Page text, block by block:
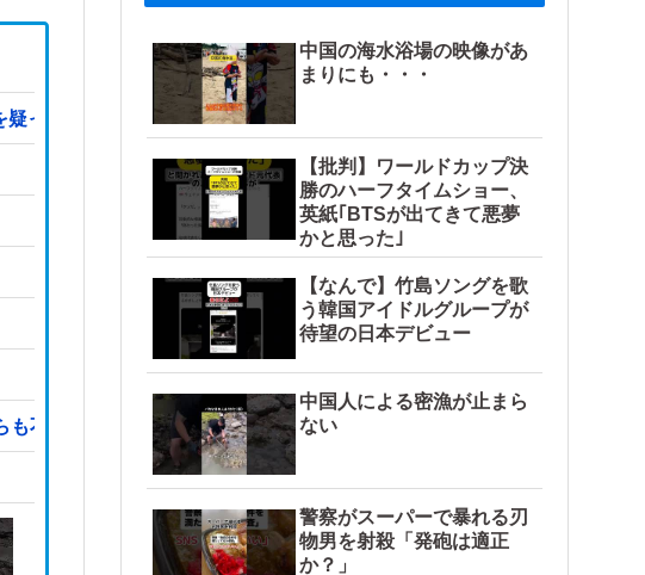
った私→こっそり病院へ誘導し行政保護させた話
不起訴処分に成っていた事が明らかに‥」
中国の海水浴場の映像があ
まりにも・・・
【批判】ワールドカップ決
勝のハーフタイムショー、
英紙｢BTSが出てきて悪夢
かと思った｣
【なんで】竹島ソングを歌
う韓国アイドルグループが
待望の日本デビュー
中国人による密漁が止まら
ない
警察がスーパーで暴れる刃
物男を射殺「発砲は適正
か？」